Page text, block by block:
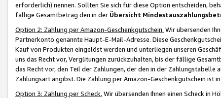
erforderlich) nennen. Sollten Sie sich für diese Option entscheiden,
fällige Gesamtbetrag den in der Übersicht
Option 2: Zahlung per Amazon-Geschenkgutschein. Wir übersenden
Partnerkonto genannte Haupt-E-Mail-Adresse. Diese
Kauf von Produkten eingelöst werden und unterliegen unseren
uns das Recht vor, Vergütungen zurückzuhalten, bis der fällige
das Recht vor, den Teil der Zahlungen, der den in der
Zahlungsart angibst. Die Zahlung per Amazon-Geschenkgutschein ist
Option 3: Zahlung per Scheck. Wir übersenden Ihnen einen Scheck in